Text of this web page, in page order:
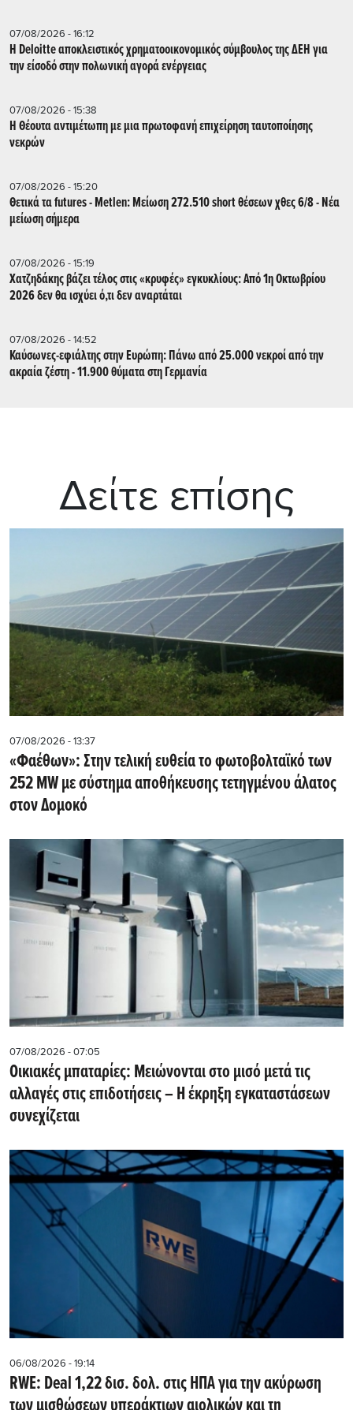
07/08/2026 - 16:12
Η Deloitte αποκλειστικός χρηματοοικονομικός σύμβουλος της ΔΕΗ για
την είσοδό στην πολωνική αγορά ενέργειας
07/08/2026 - 15:38
Η Θέουτα αντιμέτωπη με μια πρωτοφανή επιχείρηση ταυτοποίησης
νεκρών
07/08/2026 - 15:20
Θετικά τα futures - Metlen: Μείωση 272.510 short θέσεων χθες 6/8 - Νέα
μείωση σήμερα
07/08/2026 - 15:19
Χατζηδάκης βάζει τέλος στις «κρυφές» εγκυκλίους: Από 1η Οκτωβρίου
2026 δεν θα ισχύει ό,τι δεν αναρτάται
07/08/2026 - 14:52
Καύσωνες-εφιάλτης στην Ευρώπη: Πάνω από 25.000 νεκροί από την
ακραία ζέστη - 11.900 θύματα στη Γερμανία
Δείτε επίσης
07/08/2026 - 13:37
«Φαέθων»: Στην τελική ευθεία το φωτοβολταϊκό των
252 MW με σύστημα αποθήκευσης τετηγμένου άλατος
στον Δομοκό
07/08/2026 - 07:05
Οικιακές μπαταρίες: Μειώνονται στο μισό μετά τις
αλλαγές στις επιδοτήσεις – Η έκρηξη εγκαταστάσεων
συνεχίζεται
06/08/2026 - 19:14
RWE: Deal 1,22 δισ. δολ. στις ΗΠΑ για την ακύρωση